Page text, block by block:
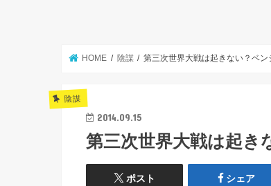
HOME 陰謀 第三次世界大戦は起きない？ベン
陰謀
2014.09.15
第三次世界大戦は起き
ポスト シェア